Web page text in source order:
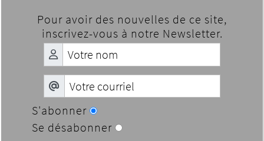
Pour avoir des nouvelles de ce site,
inscrivez-vous à notre Newsletter.
S'abonner
Se désabonner